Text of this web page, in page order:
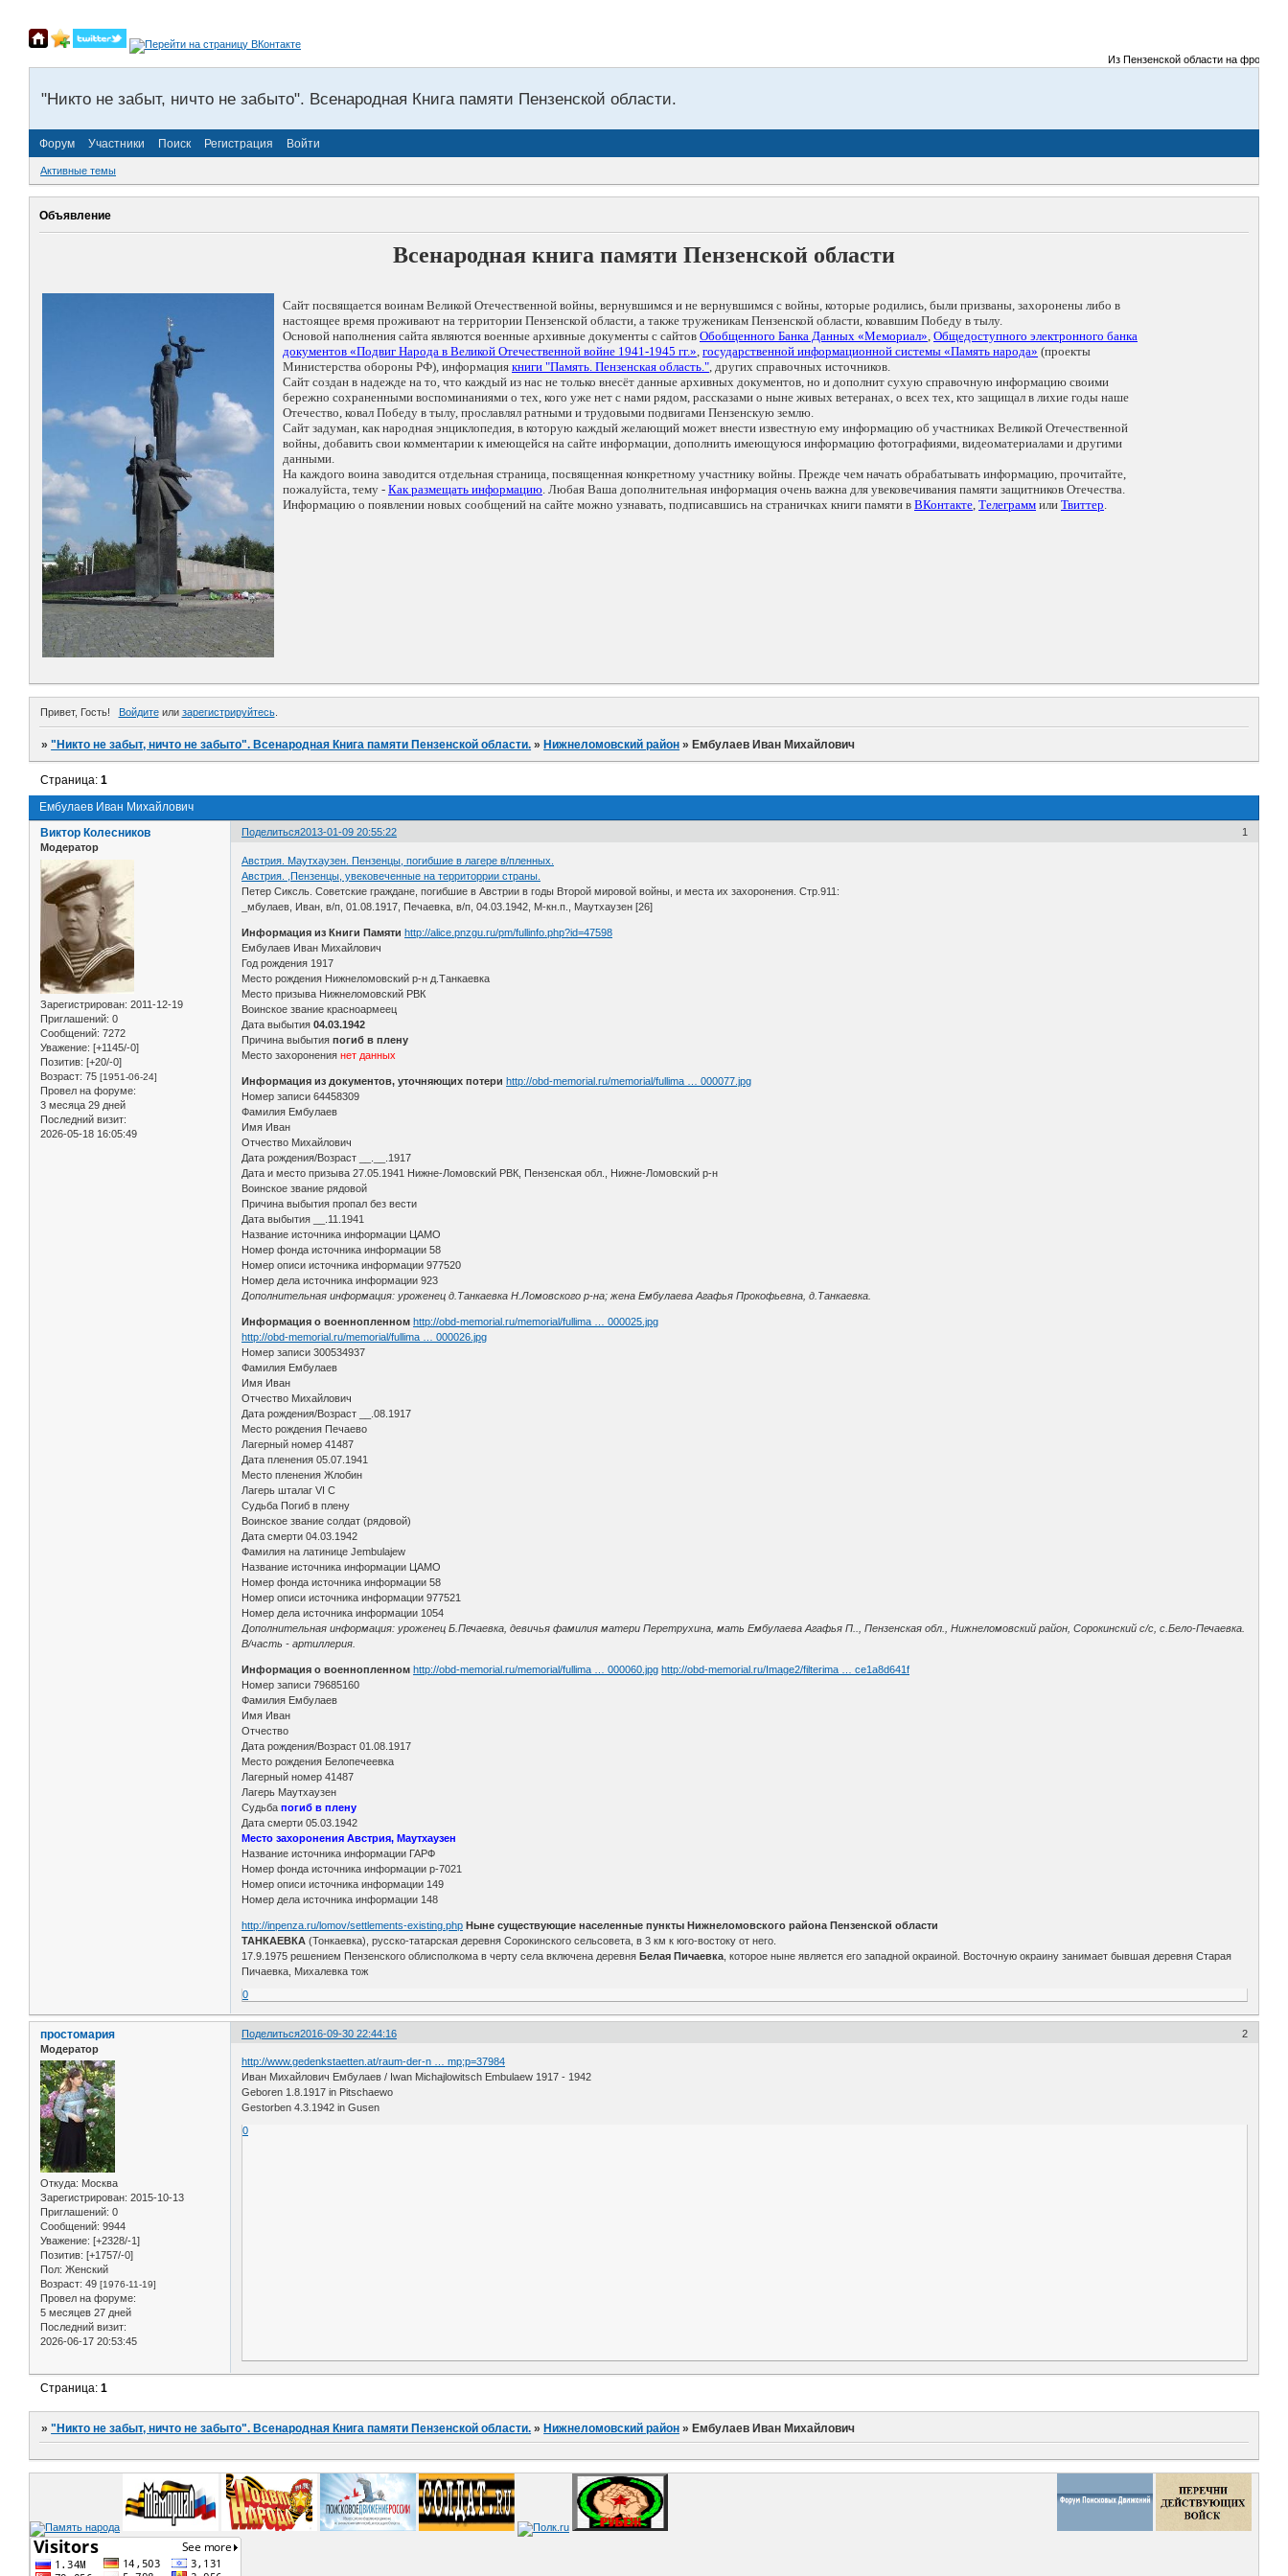
Из Пензенской области на фронты
"Никто не забыт, ничто не забыто". Всенародная Книга памяти Пензенской области.
Форум Участники Поиск Регистрация Войти
Активные темы
Объявление
Всенародная книга памяти Пензенской области
Сайт посвящается воинам Великой Отечественной войны, вернувшимся и не вернувшимся с войны, которые родились, были призваны, захоронены либо в
настоящее время проживают на территории Пензенской области, а также труженикам Пензенской области, ковавшим Победу в тылу.
Основой наполнения сайта являются военные архивные документы с сайтов Обобщенного Банка Данных «Мемориал», Общедоступного электронного банка
документов «Подвиг Народа в Великой Отечественной войне 1941-1945 гг.», государственной информационной системы «Память народа» (проекты
Министерства обороны РФ), информация книги "Память. Пензенская область.", других справочных источников.
Сайт создан в надежде на то, что каждый из нас не только внесёт данные архивных документов, но и дополнит сухую справочную информацию своими
бережно сохраненными воспоминаниями о тех, кого уже нет с нами рядом, рассказами о ныне живых ветеранах, о всех тех, кто защищал в лихие годы наше
Отечество, ковал Победу в тылу, прославлял ратными и трудовыми подвигами Пензенскую землю.
Сайт задуман, как народная энциклопедия, в которую каждый желающий может внести известную ему информацию об участниках Великой Отечественной
войны, добавить свои комментарии к имеющейся на сайте информации, дополнить имеющуюся информацию фотографиями, видеоматериалами и другими
данными.
На каждого воина заводится отдельная страница, посвященная конкретному участнику войны. Прежде чем начать обрабатывать информацию, прочитайте,
пожалуйста, тему - Как размещать информацию. Любая Ваша дополнительная информация очень важна для увековечивания памяти защитников Отечества.
Информацию о появлении новых сообщений на сайте можно узнавать, подписавшись на страничках книги памяти в ВКонтакте, Телеграмм или Твиттер.
Привет, Гость! Войдитеили зарегистрируйтесь.
»"Никто не забыт, ничто не забыто". Всенародная Книга памяти Пензенской области. » Нижнеломовский район » Ембулаев Иван Михайлович
Ембулаев Иван Михайлович
Страница:1
Поделиться 1
2013-01-09 20:55:22
Виктор Колесников
Модератор
Зарегистрирован: 2011-12-19
Приглашений: 0
Сообщений: 7272
Уважение: [+1145/-0]
Позитив: [+20/-0]
Возраст: 75 [1951-06-24]
Провел на форуме:
3 месяца 29 дней
Последний визит:
2026-05-18 16:05:49
Австрия. Маутхаузен. Пензенцы, погибшие в лагере в/пленных.
Австрия. ,Пензенцы, увековеченные на территоррии страны.
Петер Сиксль. Советские граждане, погибшие в Австрии в годы Второй мировой войны, и места их захоронения. Стр.911:
_мбулаев, Иван, в/п, 01.08.1917, Печаевка, в/п, 04.03.1942, М-кн.п., Маутхаузен [26]
Информация из Книги Памятиhttp://alice.pnzgu.ru/pm/fullinfo.php?id=47598
Ембулаев Иван Михайлович
Год рождения 1917
Место рождения Нижнеломовский р-н д.Танкаевка
Место призыва Нижнеломовский РВК
Воинское звание красноармеец
Дата выбытия04.03.1942
Причина выбытияпогиб в плену
Место захоронениянет данных
Информация из документов, уточняющих потери http://obd-memorial.ru/memorial/fullima … 000077.jpg
Номер записи 64458309
Фамилия Ембулаев
Имя Иван
Отчество Михайлович
Дата рождения/Возраст __.__.1917
Дата и место призыва 27.05.1941 Нижне-Ломовский РВК, Пензенская обл., Нижне-Ломовский р-н
Воинское звание рядовой
Причина выбытия пропал без вести
Дата выбытия __.11.1941
Название источника информации ЦАМО
Номер фонда источника информации 58
Номер описи источника информации 977520
Номер дела источника информации 923
Дополнительная информация: уроженец д.Танкаевка Н.Ломовского р-на; жена Ембулаева Агафья Прокофьевна, д.Танкаевка.
Информация о военнопленном http://obd-memorial.ru/memorial/fullima … 000025.jpg
http://obd-memorial.ru/memorial/fullima … 000026.jpg
Номер записи 300534937
Фамилия Ембулаев
Имя Иван
Отчество Михайлович
Дата рождения/Возраст __.08.1917
Место рождения Печаево
Лагерный номер 41487
Дата пленения 05.07.1941
Место пленения Жлобин
Лагерь шталаг VI C
Судьба Погиб в плену
Воинское звание солдат (рядовой)
Дата смерти 04.03.1942
Фамилия на латинице Jembulajew
Название источника информации ЦАМО
Номер фонда источника информации 58
Номер описи источника информации 977521
Номер дела источника информации 1054
Дополнительная информация: уроженец Б.Печаевка, девичья фамилия матери Перетрухина, мать Ембулаева Агафья П.., Пензенская обл., Нижнеломовский район, Сорокинский с/с, с.Бело-Печаевка.
В/часть - артиллерия.
Информация о военнопленном http://obd-memorial.ru/memorial/fullima … 000060.jpg http://obd-memorial.ru/Image2/filterima … ce1a8d641f
Номер записи 79685160
Фамилия Ембулаев
Имя Иван
Отчество
Дата рождения/Возраст 01.08.1917
Место рождения Белопечеевка
Лагерный номер 41487
Лагерь Маутхаузен
Судьба погиб в плену
Дата смерти 05.03.1942
Место захоронения Австрия, Маутхаузен
Название источника информации ГАРФ
Номер фонда источника информации р-7021
Номер описи источника информации 149
Номер дела источника информации 148
http://inpenza.ru/lomov/settlements-existing.php Ныне существующие населенные пункты Нижнеломовского района Пензенской области
ТАНКАЕВКА (Тонкаевка), русско-татарская деревня Сорокинского сельсовета, в 3 км к юго-востоку от него.
17.9.1975 решением Пензенского облисполкома в черту села включена деревняБелая Пичаевка , которое ныне является его западной окраиной. Восточную окраину занимает бывшая деревня Старая
Пичаевка, Михалевка тож
0
Поделиться 2
2016-09-30 22:44:16
простомария
Модератор
Откуда: Москва
Зарегистрирован: 2015-10-13
Приглашений: 0
Сообщений: 9944
Уважение: [+2328/-1]
Позитив: [+1757/-0]
Пол: Женский
Возраст: 49 [1976-11-19]
Провел на форуме:
5 месяцев 27 дней
Последний визит:
2026-06-17 20:53:45
http://www.gedenkstaetten.at/raum-der-n … mp;p=37984
Иван Михайлович Ембулаев / Iwan Michajlowitsch Embulaew 1917 - 1942
Geboren 1.8.1917 in Pitschaewo
Gestorben 4.3.1942 in Gusen
0
Страница:1
»"Никто не забыт, ничто не забыто". Всенародная Книга памяти Пензенской области. »Нижнеломовский район »Ембулаев Иван Михайлович